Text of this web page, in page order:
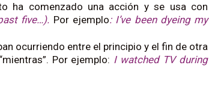
ha comenzado una acción y se usa con
five…). Por ejemplo: I’ve been dyeing my
ocurriendo entre el principio y el fin de otra
Por ejemplo: I watched TV during